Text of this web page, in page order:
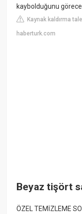
kaybolduğunu
Kaynak kaldırma
haberturk.com
Beyaz tişört
ÖZEL TEMİZLEME